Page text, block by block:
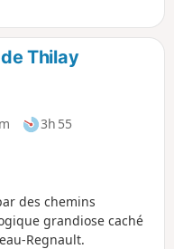
des millénaires.
qu’il était déjà un
Une légende se
que l’œuvre du
retour, vous
et l’exposition des
Thilay
3h 55
des chemins
grandiose caché
Regnault.